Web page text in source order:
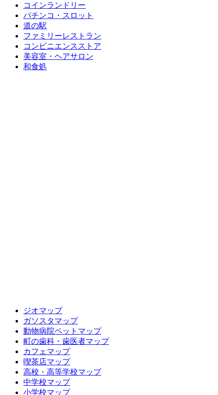
コインランドリー
パチンコ・スロット
道の駅
ファミリーレストラン
コンビニエンスストア
美容室・ヘアサロン
和食処
ジオマップ
ガソスタマップ
動物病院ペットマップ
町の歯科・歯医者マップ
カフェマップ
喫茶店マップ
高校・高等学校マップ
中学校マップ
小学校マップ